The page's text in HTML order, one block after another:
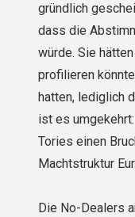
gründlich
dass die
würde. Sie
profilieren
hatten, lediglich
ist es
Tories einen
Machtstruktur
Die No-Dealers